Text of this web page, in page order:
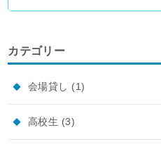
カテゴリー
会場貸し (1)
高校生 (3)